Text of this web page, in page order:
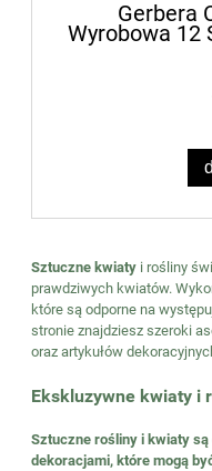
Gerbera
Wyrobowa 12
Sztuczne kwiaty i rośliny
prawdziwych kwiatów.
które są odporne na
stronie znajdziesz szeroki
oraz artykułów
Ekskluzywne kwiaty i
Sztuczne rośliny i kwiaty są
dekoracjami, które mogą